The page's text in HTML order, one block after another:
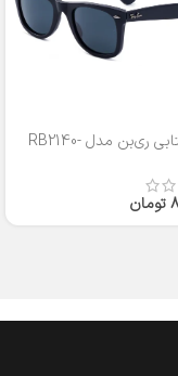
عینک آفتابی ری‌بن مدل RB2140-
تومان